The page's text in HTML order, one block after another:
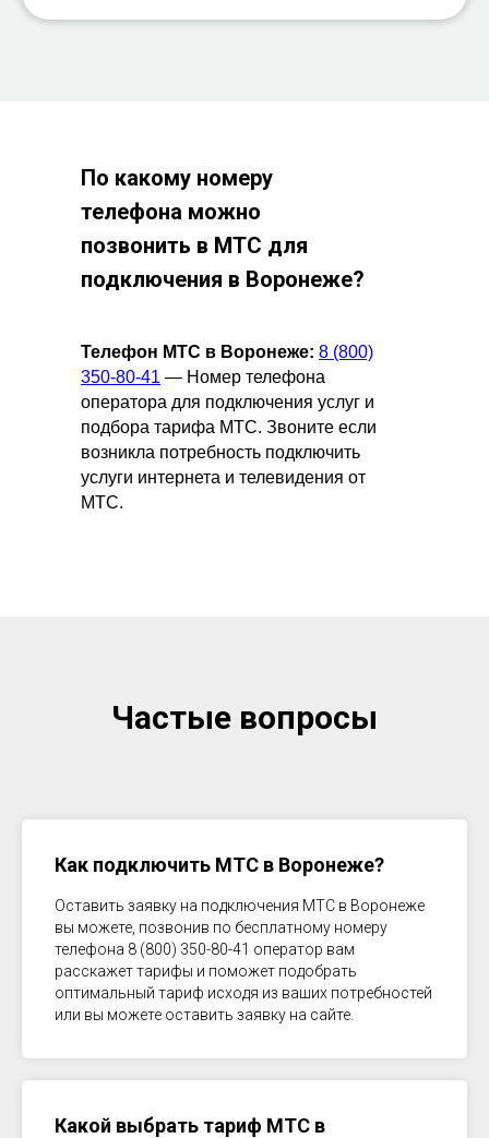
Телефон МТС в Воронеже: 8 (800)
350-80-41 — Номер телефона
оператора для подключения услуг и
подбора тарифа МТС. Звоните если
возникла потребность подключить
услуги интернета и телевидения от
МТС.
По какому номеру
телефона можно
позвонить в МТС для
подключения в Воронеже?
Частые вопросы
Как подключить МТС в Воронеже?
Оставить заявку на подключения МТС в Воронеже
вы можете, позвонив по бесплатному номеру
телефона 8 (800) 350-80-41 оператор вам
расскажет тарифы и поможет подобрать
оптимальный тариф исходя из ваших потребностей
или вы можете оставить заявку на сайте.
Какой выбрать тариф МТС в